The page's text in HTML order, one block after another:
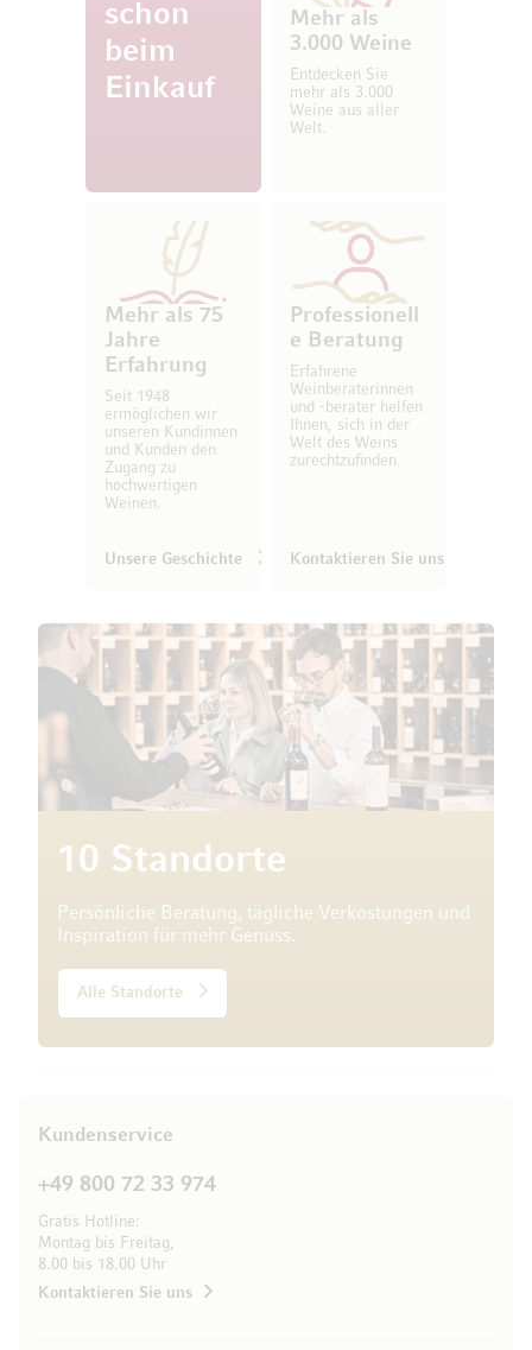
schon
beim
Einkauf
Mehr als
3.000 Weine
Entdecken Sie
mehr als 3.000
Weine aus aller
Welt.
Mehr als 75
Jahre
Erfahrung
Seit 1948
ermöglichen wir
unseren Kundinnen
und Kunden den
Zugang zu
hochwertigen
Weinen.
Unsere Geschichte
Professionell
e Beratung
Erfahrene
Weinberaterinnen
und -berater helfen
Ihnen, sich in der
Welt des Weins
zurechtzufinden.
Kontaktieren Sie uns
10 Standorte
Persönliche Beratung, tägliche Verkostungen und
Inspiration für mehr Genuss.
Alle Standorte
Kundenservice
+49 800 72 33 974
Gratis Hotline:
Montag bis Freitag,
8.00 bis 18.00 Uhr
Kontaktieren Sie uns